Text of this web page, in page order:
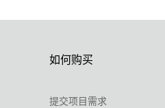
如何购买
提交项目需求